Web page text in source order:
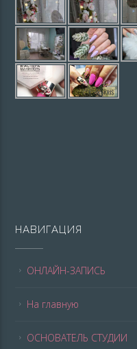
НАВИГАЦИЯ
ОНЛАЙН-ЗАПИСЬ
На главную
ОСНОВАТЕЛЬ СТУДИИ